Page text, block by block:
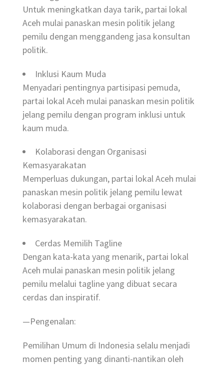
Untuk meningkatkan daya tarik, partai lokal
Aceh mulai panaskan mesin politik jelang
pemilu dengan menggandeng jasa konsultan
politik.
Inklusi Kaum Muda
Menyadari pentingnya partisipasi pemuda,
partai lokal Aceh mulai panaskan mesin politik
jelang pemilu dengan program inklusi untuk
kaum muda.
Kolaborasi dengan Organisasi
Kemasyarakatan
Memperluas dukungan, partai lokal Aceh mulai
panaskan mesin politik jelang pemilu lewat
kolaborasi dengan berbagai organisasi
kemasyarakatan.
Cerdas Memilih Tagline
Dengan kata-kata yang menarik, partai lokal
Aceh mulai panaskan mesin politik jelang
pemilu melalui tagline yang dibuat secara
cerdas dan inspiratif.
—Pengenalan:
Pemilihan Umum di Indonesia selalu menjadi
momen penting yang dinanti-nantikan oleh